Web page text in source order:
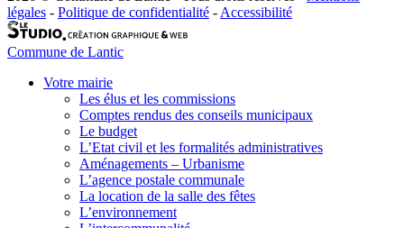
légales - Politique de confidentialité - Accessibilité
Commune de Lantic
Votre mairie
Les élus et les commissions
Comptes rendus des conseils municipaux
Le budget
L’Etat civil et les formalités administratives
Aménagements – Urbanisme
L’agence postale communale
La location de la salle des fêtes
L’environnement